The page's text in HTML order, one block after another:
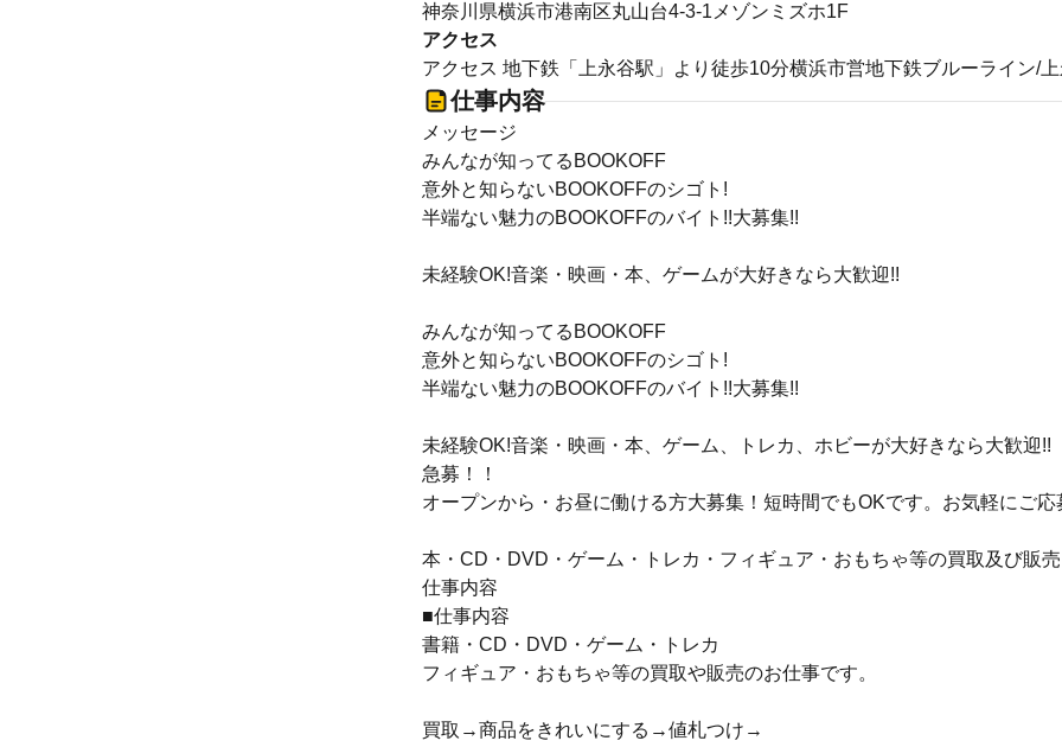
神奈川県横浜市港南区丸山台4-3-1メゾンミズホ1F
アクセス
アクセス 地下鉄「上永谷駅」より徒歩10分横浜市営地下鉄ブルーライン/
仕事内容
メッセージ
みんなが知ってるBOOKOFF
意外と知らないBOOKOFFのシゴト!
半端ない魅力のBOOKOFFのバイト!!大募集!!
未経験OK!音楽・映画・本、ゲームが大好きなら大歓迎!!
みんなが知ってるBOOKOFF
意外と知らないBOOKOFFのシゴト!
半端ない魅力のBOOKOFFのバイト!!大募集!!
未経験OK!音楽・映画・本、ゲーム、トレカ、ホビーが大好きなら大歓迎!!
急募！！
オープンから・お昼に働ける方大募集！短時間でもOKです。お気軽にご応
本・CD・DVD・ゲーム・トレカ・フィギュア・おもちゃ等の買取及び販売
仕事内容
■仕事内容
書籍・CD・DVD・ゲーム・トレカ
フィギュア・おもちゃ等の買取や販売のお仕事です。
買取→商品をきれいにする→値札つけ→